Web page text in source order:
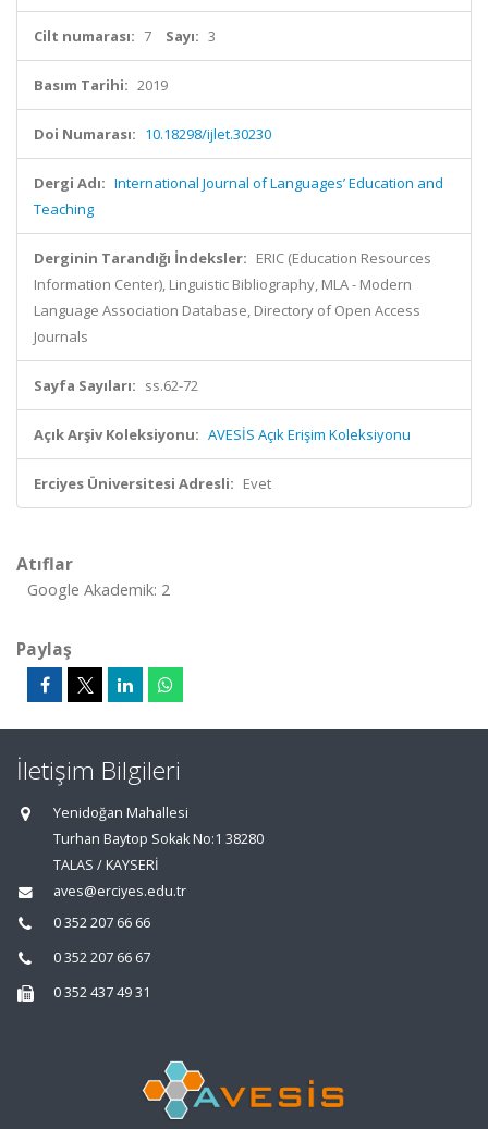
Cilt numarası: 7 Sayı: 3
Basım Tarihi: 2019
Doi Numarası: 10.18298/ijlet.30230
Dergi Adı: International Journal of Languages’ Education and
Teaching
Derginin Tarandığı İndeksler: ERIC (Education Resources
Information Center), Linguistic Bibliography, MLA - Modern
Language Association Database, Directory of Open Access
Journals
Sayfa Sayıları: ss.62-72
Açık Arşiv Koleksiyonu: AVESİS Açık Erişim Koleksiyonu
Erciyes Üniversitesi Adresli: Evet
Atıflar
Google Akademik: 2
Paylaş
İletişim Bilgileri
Yenidoğan Mahallesi
Turhan Baytop Sokak No:1 38280
TALAS / KAYSERİ
aves@erciyes.edu.tr
0 352 207 66 66
0 352 207 66 67
0 352 437 49 31